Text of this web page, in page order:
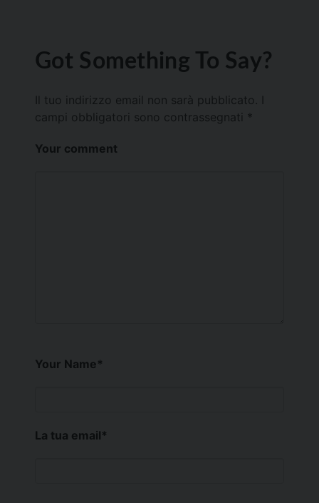
Got Something To Say?
Il tuo indirizzo email non sarà pubblicato.
campi obbligatori sono contrassegnati *
Your comment
Your Name*
La tua email*